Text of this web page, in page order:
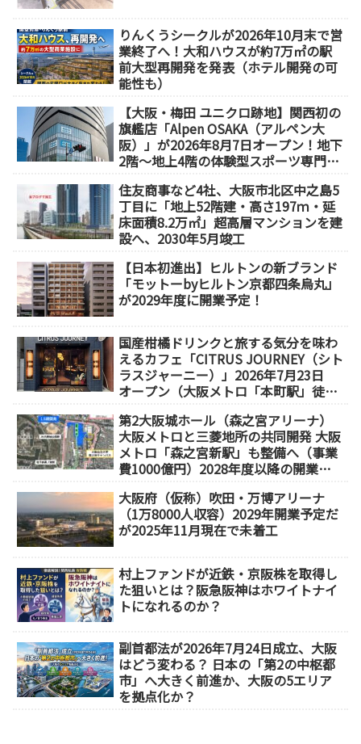
りんくうシークルが2026年10月末で営
業終了へ！大和ハウスが約7万㎡の駅
前大型再開発を発表（ホテル開発の可
能性も）
【大阪・梅田 ユニクロ跡地】関西初の
旗艦店「Alpen OSAKA（アルペン大
阪）」が2026年8月7日オープン！地下
2階～地上4階の体験型スポーツ専門店
住友商事など4社、大阪市北区中之島5
丁目に「地上52階建・高さ197ｍ・延
床面積8.2万㎡」超高層マンションを建
設へ、2030年5月竣工
【日本初進出】ヒルトンの新ブランド
「モットーbyヒルトン京都四条烏丸」
が2029年度に開業予定！
国産柑橘ドリンクと旅する気分を味わ
えるカフェ「CITRUS JOURNEY（シト
ラスジャーニー）」2026年7月23日
オープン（大阪メトロ「本町駅」徒歩
第2大阪城ホール（森之宮アリーナ）
大阪メトロと三菱地所の共同開発 大阪
メトロ「森之宮新駅」も整備へ（事業
費1000億円）2028年度以降の開業
大阪府（仮称）吹田・万博アリーナ
（1万8000人収容）2029年開業予定だ
が2025年11月現在で未着工
村上ファンドが近鉄・京阪株を取得し
た狙いとは？阪急阪神はホワイトナイ
トになれるのか？
副首都法が2026年7月24日成立、大阪
はどう変わる？ 日本の「第2の中枢都
市」へ大きく前進か、大阪の5エリア
を拠点化か？